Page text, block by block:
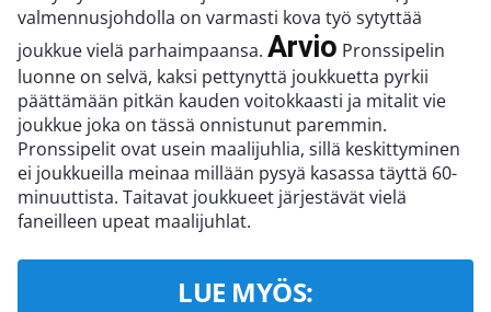
valmennusjohdolla on varmasti kova työ sytyttää
joukkue vielä parhaimpaansa. Arvio Pronssipelin
luonne on selvä, kaksi pettynyttä joukkuetta pyrkii
päättämään pitkän kauden voitokkaasti ja mitalit vie
joukkue joka on tässä onnistunut paremmin.
Pronssipelit ovat usein maalijuhlia, sillä keskittyminen
ei joukkueilla meinaa millään pysyä kasassa täyttä 60-
minuuttista. Taitavat joukkueet järjestävät vielä
faneilleen upeat maalijuhlat.
LUE MYÖS: